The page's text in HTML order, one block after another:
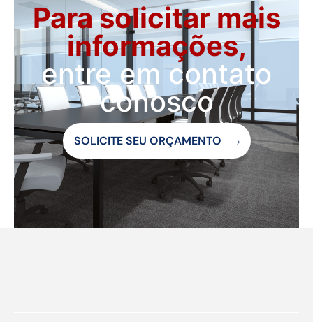
Para solicitar mais
informações,
entre em contato
conosco
SOLICITE SEU ORÇAMENTO